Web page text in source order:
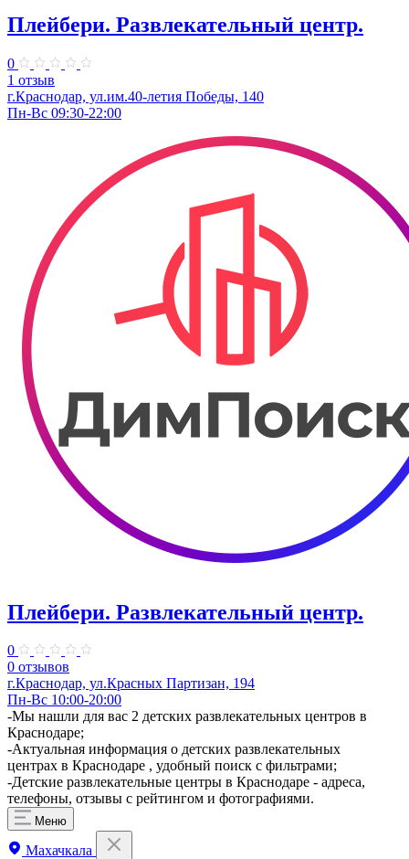
Плейбери. ​Развлекательный центр.
0
1 отзыв
г.Краснодар, ул.им.40-летия Победы, 140
Пн-Вс 09:30-22:00
Плейбери. ​Развлекательный центр.
0
0 отзывов
г.Краснодар, ул.Красных Партизан, 194
Пн-Вс 10:00-20:00
-Мы нашли для вас 2 детских развлекательных центров в
Краснодаре;
-Актуальная информация о детских развлекательных
центрах в Краснодаре , удобный поиск с фильтрами;
-Детские развлекательные центры в Краснодаре - адреса,
телефоны, отзывы с рейтингом и фотографиями.
Меню
Махачкала